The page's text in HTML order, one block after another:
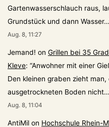
Gartenwasserschlauch raus,
Grundstück und dann Wasser…
Aug. 8, 11:27
Jemand! on Grillen bei 35
Kleve: “Anwohner mit einer
Den kleinen graben zieht
ausgetrockneten Boden nicht…
Aug. 8, 11:04
AntiMil on Hochschule Rhein-